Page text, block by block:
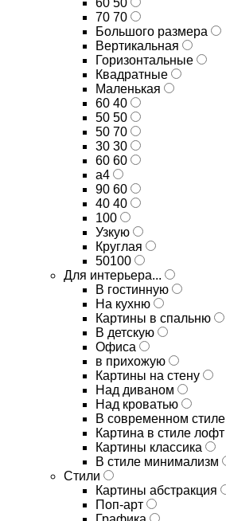
60 50
70 70
Большого размера
Вертикальная
Горизонтальные
Квадратные
Маленькая
60 40
50 50
50 70
30 30
60 60
а4
90 60
40 40
100
Узкую
Круглая
50100
Для интерьера...
В гостинную
На кухню
Картины в спальню
В детскую
Офиса
в прихожую
Картины на стену
Над диваном
Над кроватью
В современном стиле
Картина в стиле лофт
Картины классика
В стиле минимализм
Стили
Картины абстракция
Поп-арт